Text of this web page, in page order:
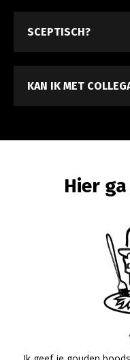
SCEPTISCH?
KAN IK MET
Hier